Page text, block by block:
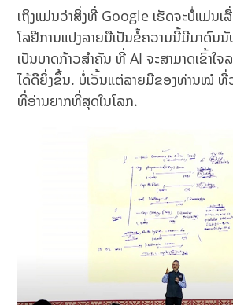
ເຖິງແມ່ນວ່າສິ່ງທີ່ Google ເຮັດຈະບໍ່ແມ່ນເ
ໂລຢີການແປງລາຍມືເປັນຂໍ້ຄວາມນີ້ມີມາດົນ
ເປັນບາດກ້າວສຳຄັນ ທີ່ AI ຈະສາມາດເຂົ້າໃ
ໄດ້ດີຍິ່ງຂຶ້ນ. ບໍ່ເວັ້ນແຕ່ລາຍມືຂອງທ່ານໝໍ ທີ່
ທີ່ອ່ານຍາກທີ່ສຸດໃນໂລກ.